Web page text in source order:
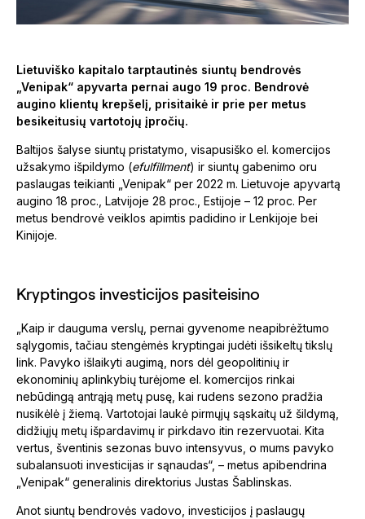
Lietuviško kapitalo tarptautinės siuntų bendrovės
„Venipak“ apyvarta pernai augo 19 proc. Bendrovė
augino klientų krepšelį, prisitaikė ir prie per metus
besikeitusių vartotojų įpročių.
Baltijos šalyse siuntų pristatymo, visapusiško el. komercijos
užsakymo išpildymo (efulfillment) ir siuntų gabenimo oru
paslaugas teikianti „Venipak“ per 2022 m. Lietuvoje apyvartą
augino 18 proc., Latvijoje 28 proc., Estijoje – 12 proc. Per
metus bendrovė veiklos apimtis padidino ir Lenkijoje bei
Kinijoje.
Kryptingos investicijos pasiteisino
„Kaip ir dauguma verslų, pernai gyvenome neapibrėžtumo
sąlygomis, tačiau stengėmės kryptingai judėti išsikeltų tikslų
link. Pavyko išlaikyti augimą, nors dėl geopolitinių ir
ekonominių aplinkybių turėjome el. komercijos rinkai
nebūdingą antrąją metų pusę, kai rudens sezono pradžia
nusikėlė į žiemą. Vartotojai laukė pirmųjų sąskaitų už šildymą,
didžiųjų metų išpardavimų ir pirkdavo itin rezervuotai. Kita
vertus, šventinis sezonas buvo intensyvus, o mums pavyko
subalansuoti investicijas ir sąnaudas“, – metus apibendrina
„Venipak“ generalinis direktorius Justas Šablinskas.
Anot siuntų bendrovės vadovo, investicijos į paslaugų